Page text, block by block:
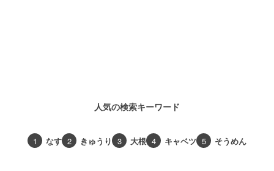
人気の検索キーワード
1 なす 2 きゅうり 3 大根 4 キャベツ 5 そうめん